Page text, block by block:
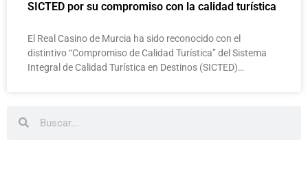
SICTED por su compromiso con la calidad turística
El Real Casino de Murcia ha sido reconocido con el
distintivo “Compromiso de Calidad Turística” del Sistema
Integral de Calidad Turística en Destinos (SICTED)…